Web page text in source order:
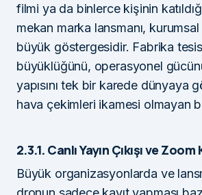
filmi ya da binlerce kişinin
mekan marka lansmanı, kurumsal
büyük göstergesidir. Fabrika
büyüklüğünü, operasyonel
yapısını tek bir karede dünyaya
hava çekimleri ikamesi olmayan
2.3.1. Canlı Yayın Çıkışı ve
Büyük organizasyonlarda ve